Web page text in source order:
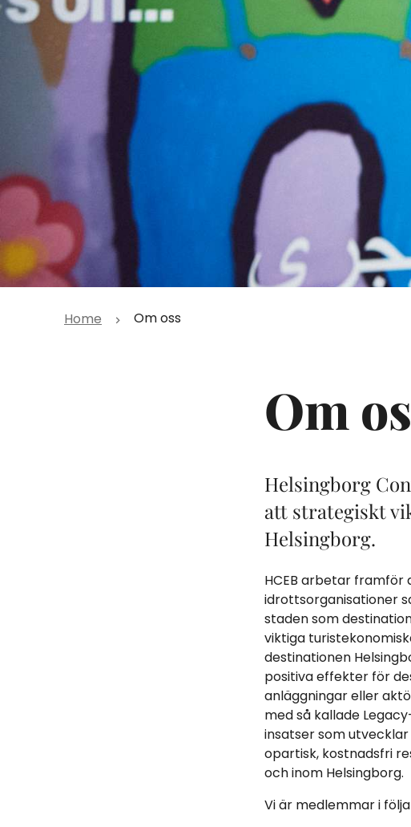
Home Om oss
Om
Helsingborg
att strategiskt
Helsingborg.
HCEB arbetar framför
idrottsorganisationer
staden som
viktiga
destinationen
positiva effekter för
anläggningar eller
med så kallade
insatser som
opartisk, kostnadsfri
och inom Helsingborg.
Vi är medlemmar i